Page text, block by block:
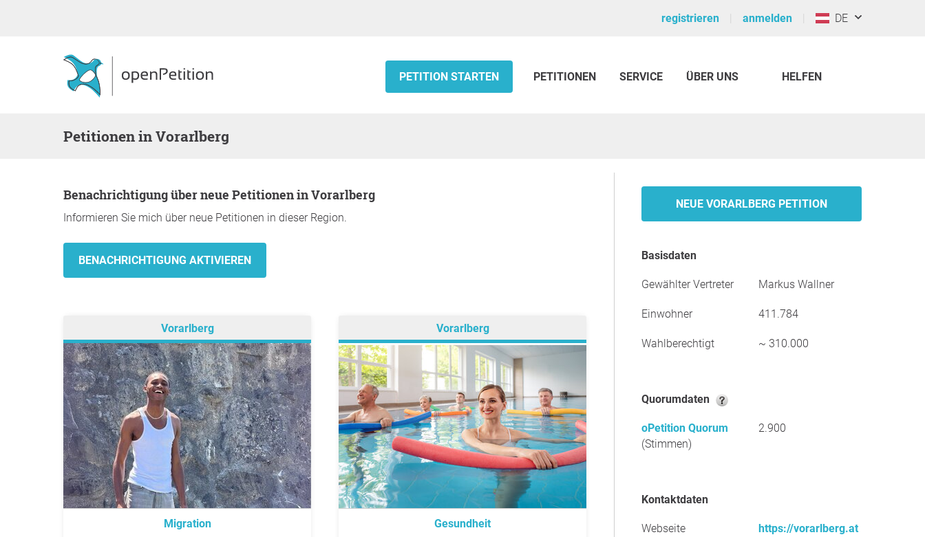
registrieren anmelden DE
PETITION STARTEN PETITIONEN SERVICE ÜBER UNS HELFEN
Petitionen in Vorarlberg
Benachrichtigung über neue Petitionen in Vorarlberg
Informieren Sie mich über neue Petitionen in dieser Region.
Vorarlberg
Migration
Vorarlberg
Gesundheit
NEUE VORARLBERG PETITION
Basisdaten
Gewählter Vertreter Markus Wallner
Einwohner 411.784
Wahlberechtigt ~ 310.000
Quorumdaten
oPetition Quorum
(Stimmen)
2.900
Kontaktdaten
Webseite
https://vorarlberg.at